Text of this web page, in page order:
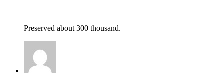
Preserved about 300 thousand.